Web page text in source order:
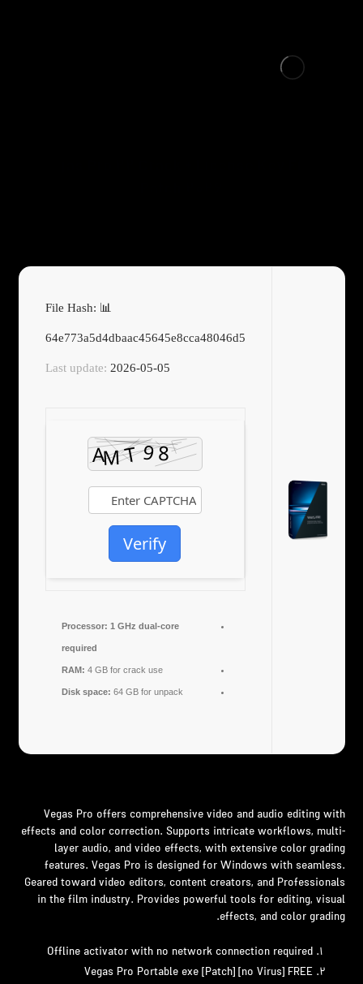
📊 File Hash:
64e773a5d4dbaac45645e8cca48046d5
Last update: 2026-05-05
Verify
Processor: 1 GHz dual-core
required
RAM: 4 GB for crack use
Disk space: 64 GB for unpack
Vegas Pro offers comprehensive video and audio editing with
effects and color correction. Supports intricate workflows, multi-
layer audio, and video effects, with extensive color grading
features. Vegas Pro is designed for Windows with seamless.
Geared toward video editors, content creators, and Professionals
in the film industry. Provides powerful tools for editing, visual
effects, and color grading.
Offline activator with no network connection required
Vegas Pro Portable exe [Patch] [no Virus] FREE